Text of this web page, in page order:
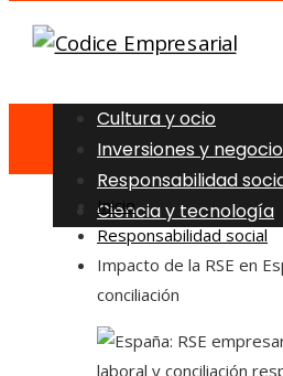
Cultura y ocio
Inversiones y
Responsabilidad
Ciencia y tecnología
Inicio
Responsabilidad social
Impacto de la RSE en
conciliación